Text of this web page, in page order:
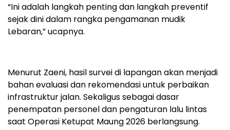
“Ini adalah langkah penting dan langkah preventif
sejak dini dalam rangka pengamanan mudik
Lebaran,” ucapnya.
Menurut Zaeni, hasil survei di lapangan akan menjadi
bahan evaluasi dan rekomendasi untuk perbaikan
infrastruktur jalan. Sekaligus sebagai dasar
penempatan personel dan pengaturan lalu lintas
saat Operasi Ketupat Maung 2026 berlangsung.